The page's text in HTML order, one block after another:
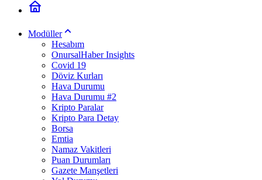
Modüller
Hesabım
OnursalHaber Insights
Covid 19
Döviz Kurları
Hava Durumu
Hava Durumu #2
Kripto Paralar
Kripto Para Detay
Borsa
Emtia
Namaz Vakitleri
Puan Durumları
Gazete Manşetleri